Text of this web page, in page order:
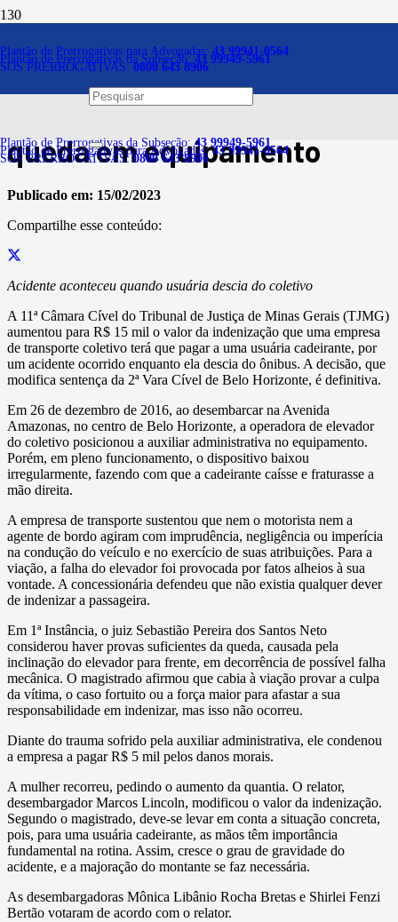
Plantão de Prerrogativas para Advogadas: 43 99941-0564
Plantão de Prerrogativas da Subseção:43 99949-5961
SOS PRERROGATIVAS:0800 643 8906
Plantão de Prerrogativas da Subseção:43 99949-5961
Plantão de Prerrogativas para Advogadas:43 99941-0564
SOS PRERROGATIVAS:0800 643 8906
Empresa de ônibus terá de
indenizar cadeirante por
queda em equipamento
Publicado em: 15/02/2023
Compartilhe esse conteúdo:
Acidente aconteceu quando usuária descia do coletivo
A 11ª Câmara Cível do Tribunal de Justiça de Minas Gerais (TJMG)
aumentou para R$ 15 mil o valor da indenização que uma empresa
de transporte coletivo terá que pagar a uma usuária cadeirante, por
um acidente ocorrido enquanto ela descia do ônibus. A decisão, que
modifica sentença da 2ª Vara Cível de Belo Horizonte, é definitiva.
Em 26 de dezembro de 2016, ao desembarcar na Avenida
Amazonas, no centro de Belo Horizonte, a operadora de elevador
do coletivo posicionou a auxiliar administrativa no equipamento.
Porém, em pleno funcionamento, o dispositivo baixou
irregularmente, fazendo com que a cadeirante caísse e fraturasse a
mão direita.
A empresa de transporte sustentou que nem o motorista nem a
agente de bordo agiram com imprudência, negligência ou imperícia
na condução do veículo e no exercício de suas atribuições. Para a
viação, a falha do elevador foi provocada por fatos alheios à sua
vontade. A concessionária defendeu que não existia qualquer dever
de indenizar a passageira.
Em 1ª Instância, o juiz Sebastião Pereira dos Santos Neto
considerou haver provas suficientes da queda, causada pela
inclinação do elevador para frente, em decorrência de possível falha
mecânica. O magistrado afirmou que cabia à viação provar a culpa
da vítima, o caso fortuito ou a força maior para afastar a sua
responsabilidade em indenizar, mas isso não ocorreu.
Diante do trauma sofrido pela auxiliar administrativa, ele condenou
a empresa a pagar R$ 5 mil pelos danos morais.
A mulher recorreu, pedindo o aumento da quantia. O relator,
desembargador Marcos Lincoln, modificou o valor da indenização.
Segundo o magistrado, deve-se levar em conta a situação concreta,
pois, para uma usuária cadeirante, as mãos têm importância
fundamental na rotina. Assim, cresce o grau de gravidade do
acidente, e a majoração do montante se faz necessária.
As desembargadoras Mônica Libânio Rocha Bretas e Shirlei Fenzi
Bertão votaram de acordo com o relator.